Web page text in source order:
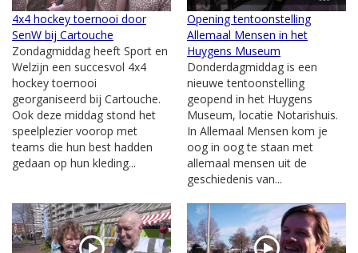
4x4 hockey toernooi door
SenW bij Cartouche
Zondagmiddag heeft Sport en
Welzijn een succesvol 4x4
hockey toernooi
georganiseerd bij Cartouche.
Ook deze middag stond het
speelplezier voorop met
teams die hun best hadden
gedaan op hun kleding...
Opening tentoonstelling
Allemaal Mensen in het
Huygens Museum
Donderdagmiddag is een
nieuwe tentoonstelling
geopend in het Huygens
Museum, locatie Notarishuis.
In Allemaal Mensen kom je
oog in oog te staan met
allemaal mensen uit de
geschiedenis van...